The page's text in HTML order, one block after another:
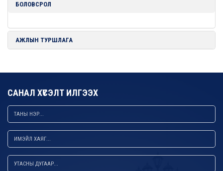
БОЛОВСРОЛ
АЖЛЫН ТУРШЛАГА
САНАЛ ХҮСЭЛТ ИЛГЭЭХ